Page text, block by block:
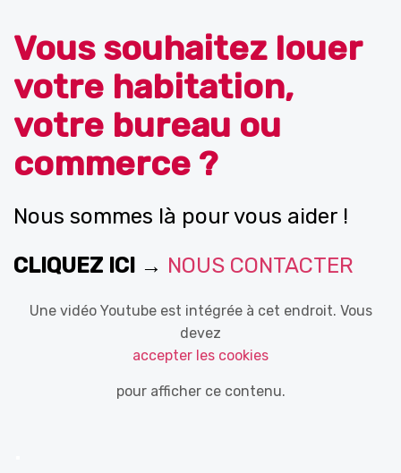
Vous souhaitez louer
votre habitation,
votre bureau ou
commerce ?
Nous sommes là pour vous aider !
CLIQUEZ ICI → NOUS CONTACTER
Une vidéo Youtube est intégrée à cet endroit. Vous
devez
accepter les cookies
pour afficher ce contenu.